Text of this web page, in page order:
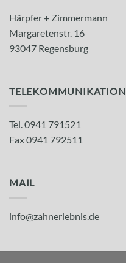
Härpfer + Zimmermann
Margaretenstr. 16
93047 Regensburg
TELEKOMMUNIKATION
Tel. 0941 791521
Fax 0941 792511
MAIL
info@zahnerlebnis.de